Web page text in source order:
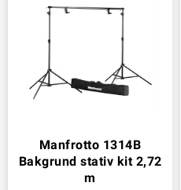
Manfrotto 1314B
Bakgrund stativ kit 2,72
m